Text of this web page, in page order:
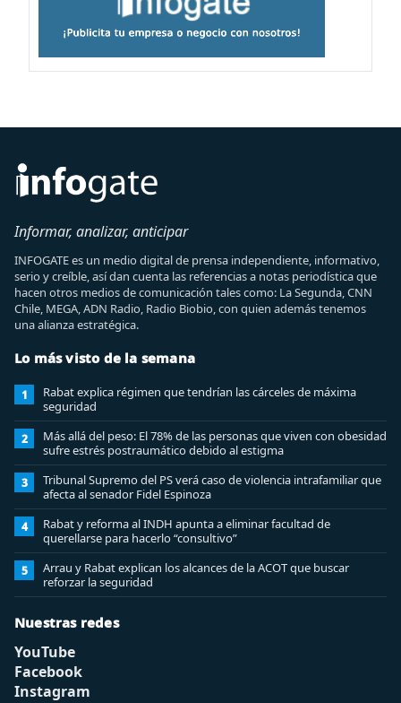
Informar, analizar, anticipar
INFOGATE es un medio digital de prensa independiente, informativo,
serio y creíble, así dan cuenta las referencias a notas periodística que
hacen otros medios de comunicación tales como: La Segunda, CNN
Chile, MEGA, ADN Radio, Radio Biobio, con quien además tenemos
una alianza estratégica.
Lo más visto de la semana
1
Rabat explica régimen que tendrían las cárceles de máxima
seguridad
2
Más allá del peso: El 78% de las personas que viven con obesidad
sufre estrés postraumático debido al estigma
3
Tribunal Supremo del PS verá caso de violencia intrafamiliar que
afecta al senador Fidel Espinoza
4
Rabat y reforma al INDH apunta a eliminar facultad de
querellarse para hacerlo “consultivo”
5
Arrau y Rabat explican los alcances de la ACOT que buscar
reforzar la seguridad
Nuestras redes
YouTube
Facebook
Instagram